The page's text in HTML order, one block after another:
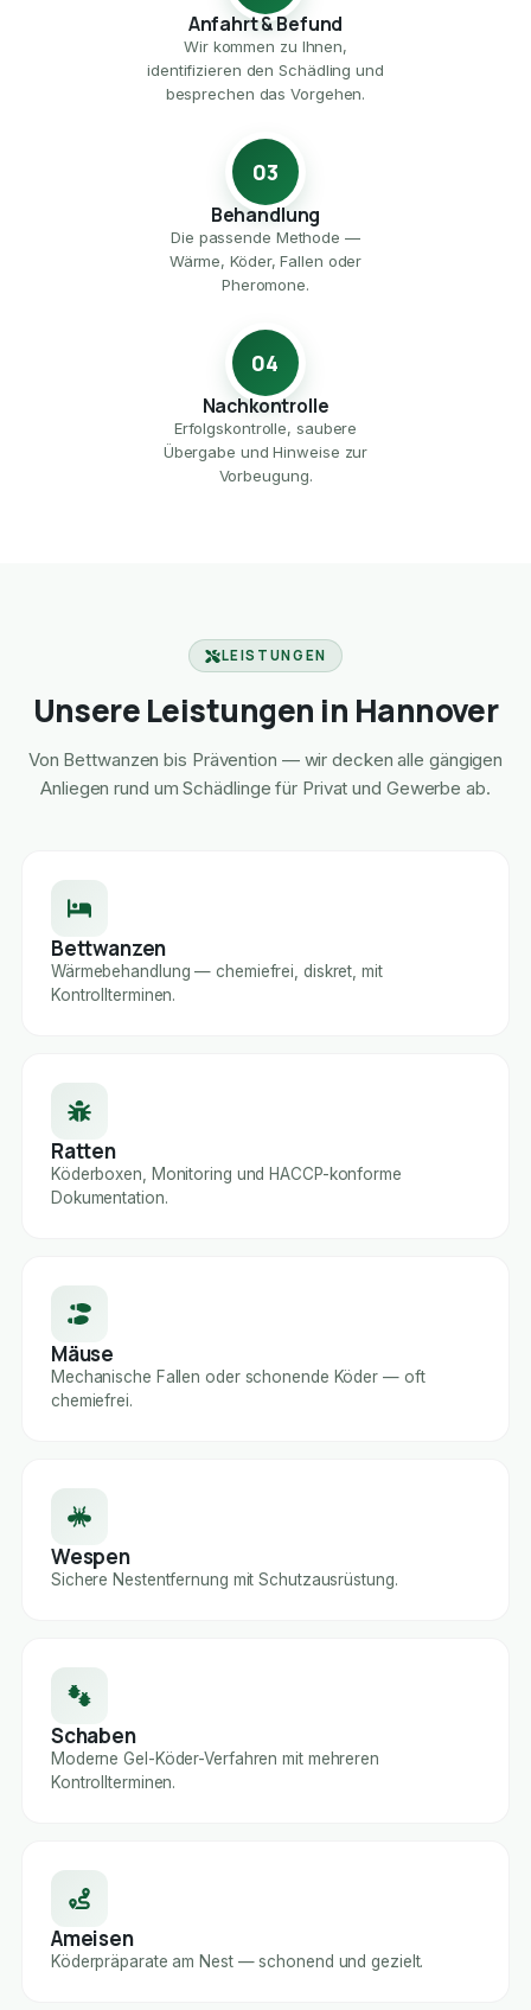
Anfahrt & Befund
Wir kommen zu Ihnen,
identifizieren den Schädling und
besprechen das Vorgehen.
03
Behandlung
Die passende Methode —
Wärme, Köder, Fallen oder
Pheromone.
04
Nachkontrolle
Erfolgskontrolle, saubere
Übergabe und Hinweise zur
Vorbeugung.
LEISTUNGEN
Unsere Leistungen in Hannover
Von Bettwanzen bis Prävention — wir decken alle gängigen
Anliegen rund um Schädlinge für Privat und Gewerbe ab.
Bettwanzen
Wärmebehandlung — chemiefrei, diskret, mit
Kontrollterminen.
Ratten
Köderboxen, Monitoring und HACCP-konforme
Dokumentation.
Mäuse
Mechanische Fallen oder schonende Köder — oft
chemiefrei.
Wespen
Sichere Nestentfernung mit Schutzausrüstung.
Schaben
Moderne Gel-Köder-Verfahren mit mehreren
Kontrollterminen.
Ameisen
Köderpräparate am Nest — schonend und gezielt.